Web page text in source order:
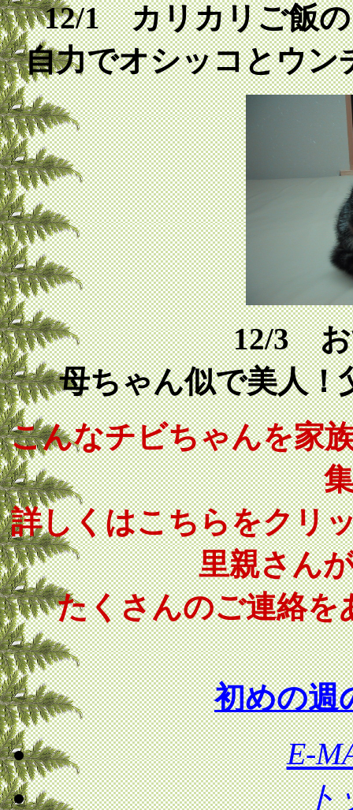
12/1 カリカリご飯
自力でオシッコとウン
12/3 お
母ちゃん似で美人！
こんなチビちゃんを家
詳しくはこちらをクリ
里親さん
たくさんのご連絡を
初めの週
E-
ト